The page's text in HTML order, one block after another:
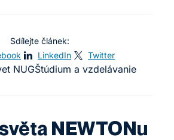
Sdílejte článek:
LinkedIn Twitter
NUGŠtúdium a vzdelávanie
NEWTONu